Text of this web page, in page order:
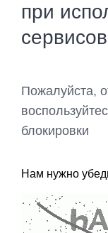
при
сервисов
Пожалуйста,
блокировки
Нам нужно